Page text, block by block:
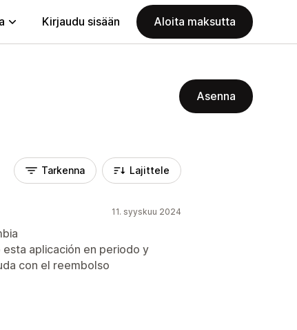
Kirjaudu sisään Aloita maksutta
Asenna
Tarkenna Lajittele
11. syyskuu 2024
aplicación en periodo y
con el reembolso